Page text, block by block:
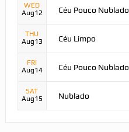
WED
Aug12
Céu Pouco Nublado
THU
Aug13
Céu Limpo
FRI
Aug14
Céu Pouco Nublado
SAT
Aug15
Nublado